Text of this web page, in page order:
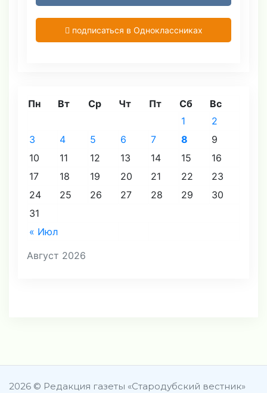
подписаться в Одноклассниках
Август 2026
Пн Вт Ср Чт Пт Сб Вс
« Июл
1
2
3
4 5 6 7 8
9
10
11 12 13 14 15
16
17
18 19 20 21 22
23
24
25 26 27 28 29
30
31
2026 © Редакция газеты «Стародубский вестник»